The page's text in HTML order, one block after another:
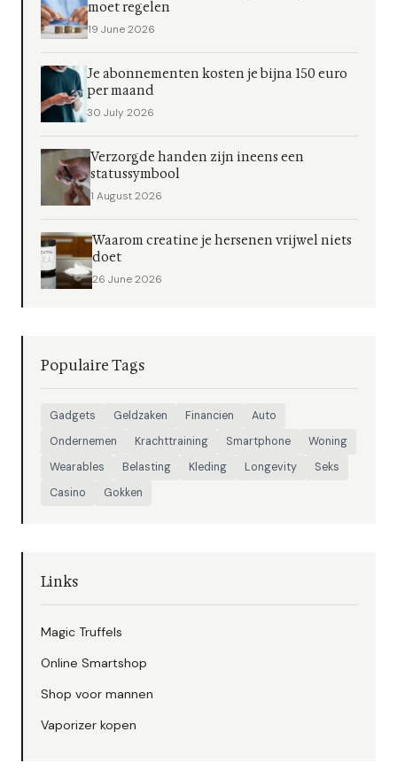
moet regelen
19 June 2026
Je abonnementen kosten je bijna 150 euro
per maand
30 July 2026
Verzorgde handen zijn ineens een
statussymbool
1 August 2026
Waarom creatine je hersenen vrijwel niets
doet
26 June 2026
Populaire Tags
Gadgets Geldzaken Financien
Auto
Ondernemen
Krachttraining Smartphone
Woning
Wearables
Belasting Kleding Longevity
Seks
Casino
Gokken
Links
Magic Truffels
Online Smartshop
Shop voor mannen
Vaporizer kopen